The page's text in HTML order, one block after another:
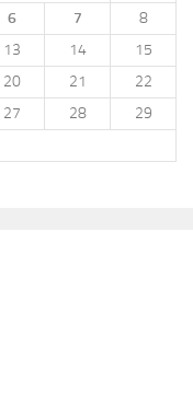
6 7
8
13 14
15
20 21
22
27 28
29